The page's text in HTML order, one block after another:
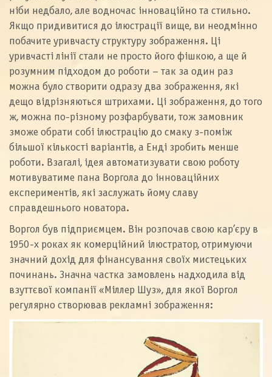
ніби недбало, але водночас інноваційно та стильно.
Якщо придивитися до ілюстрації вище, ви неодмінно
побачите уривчасту структуру зображення. Ці
уривчасті лінії стали не просто його фішкою, а ще й
розумним підходом до роботи – так за один раз
можна було створити одразу два зображення, які
дещо відрізняються штрихами. Ці зображення, до того
ж, можна по-різному розфарбувати, тож замовник
зможе обрати собі ілюстрацію до смаку з-поміж
більшої кількості варіантів, а Енді зробить менше
роботи. Взагалі, ідея автоматизувати свою роботу
мотивуватиме пана Воргола до інноваційних
експериментів, які заслужать йому славу
справдешнього новатора.
Воргол був підприємцем. Він розпочав свою кар’єру в
1950-х роках як комерційний ілюстратор, отримуючи
значний дохід для фінансування своїх мистецьких
починань. Значна частка замовлень надходила від
взуттєвої компанії «Міллер Шуз», для якої Воргол
регулярно створював рекламні зображення: